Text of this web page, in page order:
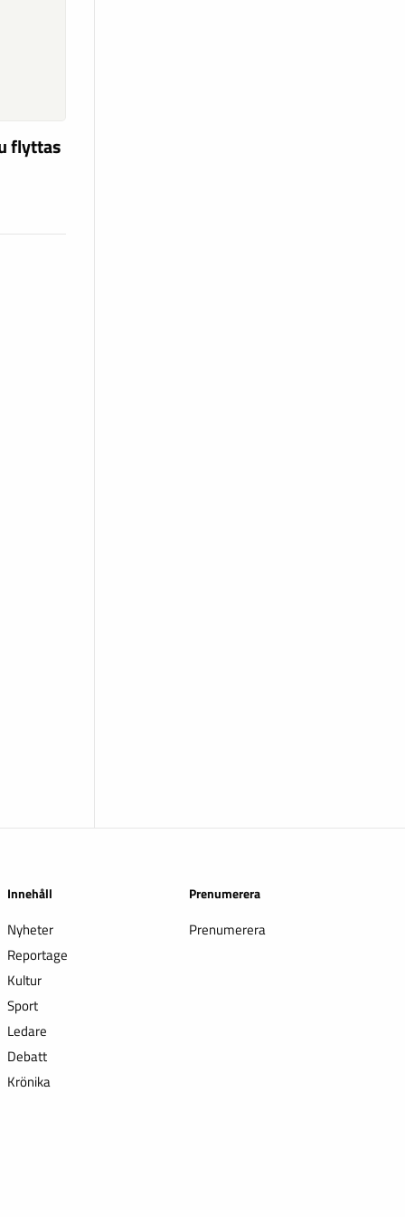
flyttas
Innehåll
Nyheter
Reportage
Kultur
Sport
Ledare
Debatt
Krönika
Prenumerera
Prenumerera